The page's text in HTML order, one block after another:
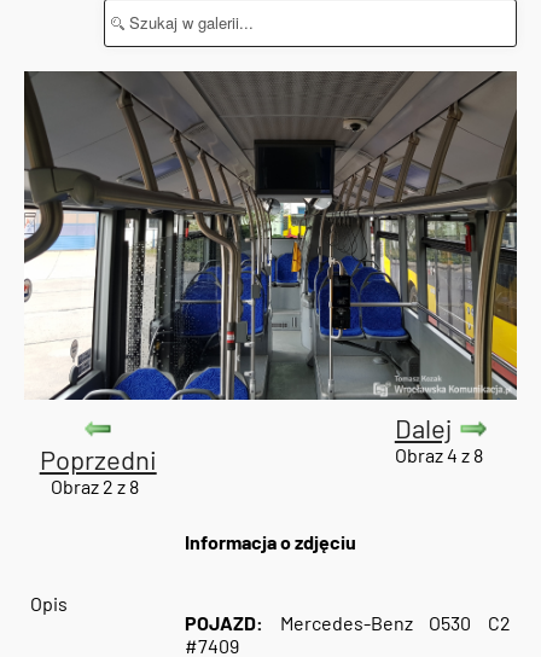
Poprzedni
Obraz 2 z 8
Dalej
Obraz 4 z 8
Informacja o zdjęciu
Opis
POJAZD: Mercedes-Benz O530 C2
#7409